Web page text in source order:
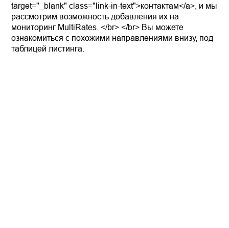
target="_blank" class="link-in-text">контактам</a>, и мы
рассмотрим возможность добавления их на
мониторинг MultiRates. </br> </br> Вы можете
ознакомиться с похожими направлениями внизу, под
таблицей листинга.